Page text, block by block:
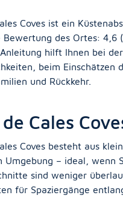
Coves ist ein
des Ortes: 4,6
hilft Ihnen bei
beim Einschätzen
und Rückkehr.
Cales
Coves besteht aus
Umgebung – ideal, wenn
sind weniger
für Spaziergänge